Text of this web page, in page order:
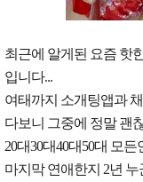
최근에 알게된 요즘 핫
입니다...
여태까지 소개팅앱과
다보니 그중에 정말 괜
20대30대40대50대 모
마지막 연애한지 2년